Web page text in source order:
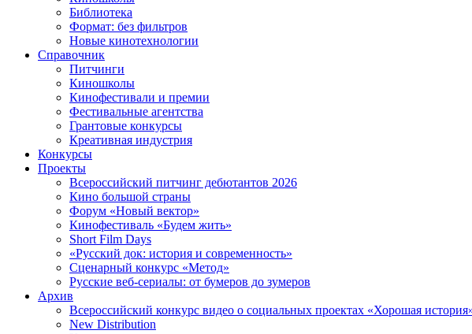
Библиотека
Формат: без фильтров
Новые кинотехнологии
Справочник
Питчинги
Киношколы
Кинофестивали и премии
Фестивальные агентства
Грантовые конкурсы
Креативная индустрия
Конкурсы
Проекты
Всероссийский питчинг дебютантов 2026
Кино большой страны
Форум «Новый вектор»
Кинофестиваль «Будем жить»
Short Film Days
«Русский док: история и современность»
Сценарный конкурс «Метод»
Русские веб-сериалы: от бумеров до зумеров
Архив
Всероссийский конкурс видео о социальных проектах «Хорошая
New Distribution